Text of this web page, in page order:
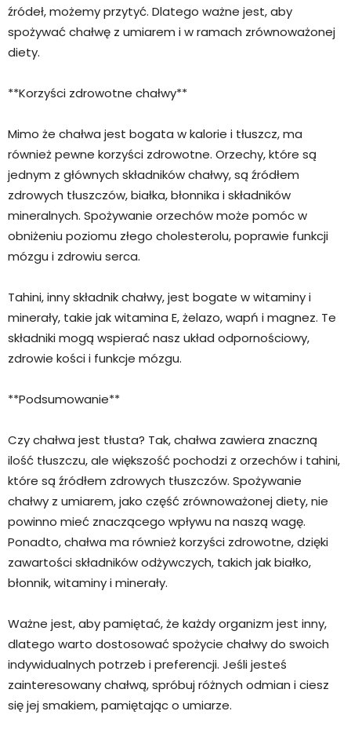
źródeł, możemy przytyć. Dlatego ważne jest, aby
spożywać chałwę z umiarem i w ramach zrównoważonej
diety.
**Korzyści zdrowotne chałwy**
Mimo że chałwa jest bogata w kalorie i tłuszcz, ma
również pewne korzyści zdrowotne. Orzechy, które są
jednym z głównych składników chałwy, są źródłem
zdrowych tłuszczów, białka, błonnika i składników
mineralnych. Spożywanie orzechów może pomóc w
obniżeniu poziomu złego cholesterolu, poprawie funkcji
mózgu i zdrowiu serca.
Tahini, inny składnik chałwy, jest bogate w witaminy i
minerały, takie jak witamina E, żelazo, wapń i magnez. Te
składniki mogą wspierać nasz układ odpornościowy,
zdrowie kości i funkcje mózgu.
**Podsumowanie**
Czy chałwa jest tłusta? Tak, chałwa zawiera znaczną
ilość tłuszczu, ale większość pochodzi z orzechów i tahini,
które są źródłem zdrowych tłuszczów. Spożywanie
chałwy z umiarem, jako część zrównoważonej diety, nie
powinno mieć znaczącego wpływu na naszą wagę.
Ponadto, chałwa ma również korzyści zdrowotne, dzięki
zawartości składników odżywczych, takich jak białko,
błonnik, witaminy i minerały.
Ważne jest, aby pamiętać, że każdy organizm jest inny,
dlatego warto dostosować spożycie chałwy do swoich
indywidualnych potrzeb i preferencji. Jeśli jesteś
zainteresowany chałwą, spróbuj różnych odmian i ciesz
się jej smakiem, pamiętając o umiarze.